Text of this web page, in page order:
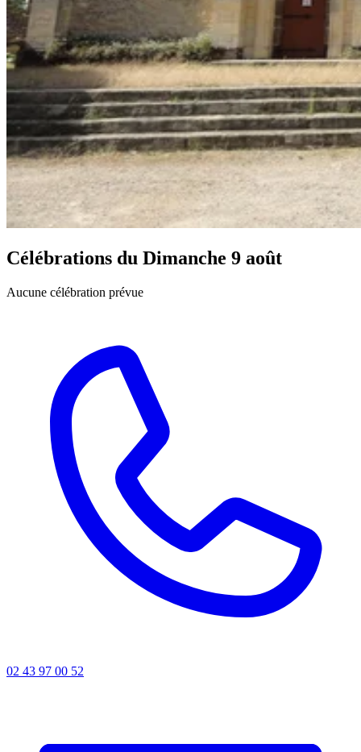
Célébrations du Dimanche 9 août
Aucune célébration prévue
02 43 97 00 52